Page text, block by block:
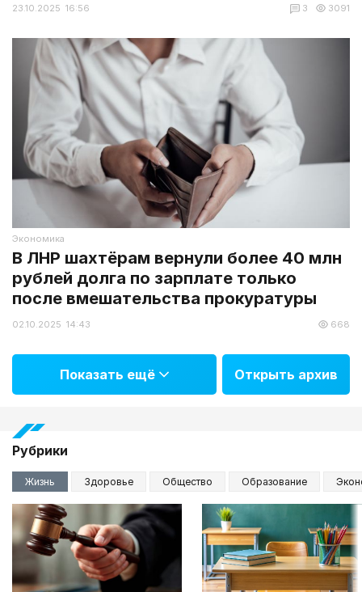
23.10.2025 16:56 3 3091
Экономика
В ЛНР шахтёрам вернули более 40 млн
рублей долга по зарплате только
после вмешательства прокуратуры
02.10.2025 14:43 668
Показать ещё Открыть архив
Рубрики
Жизнь Здоровье Общество Образование